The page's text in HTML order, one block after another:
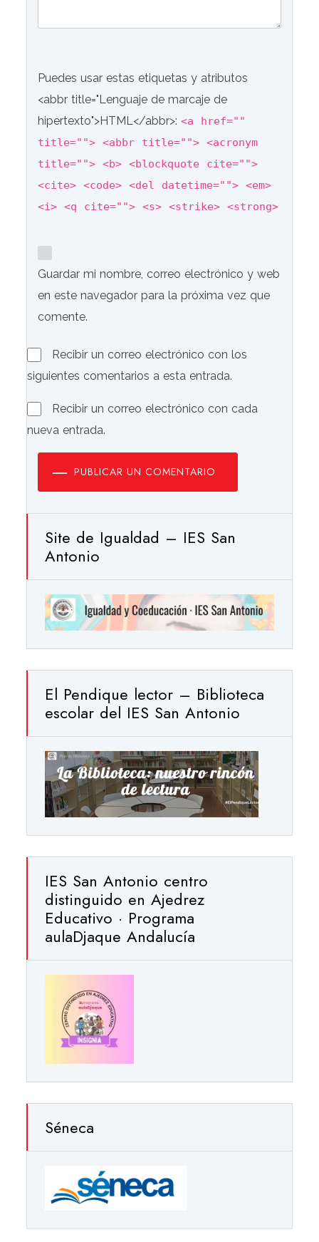
Puedes usar estas etiquetas y atributos
<abbr title="Lenguaje de marcaje de
hipertexto">HTML</abbr>:<a href=""
title=""> <abbr title=""> <acronym
title=""> <b> <blockquote cite="">
<cite> <code> <del datetime=""> <em>
<i> <q cite=""> <s> <strike> <strong>
Guardar mi nombre, correo electrónico y web
en este navegador para la próxima vez que
comente.
Recibir un correo electrónico con los
siguientes comentarios a esta entrada.
Recibir un correo electrónico con cada
nueva entrada.
PUBLICAR UN COMENTARIO
Site de Igualdad – IES San
Antonio
El Pendique lector – Biblioteca
escolar del IES San Antonio
IES San Antonio centro
distinguido en Ajedrez
Educativo · Programa
aulaDjaque Andalucía
Séneca